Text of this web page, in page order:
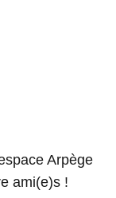
Arpège
ami(e)s !